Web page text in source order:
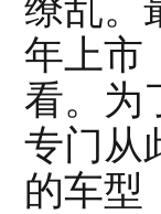
缭乱。
年上市
看。为
专门从
的车型